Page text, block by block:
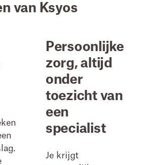
van Ksyos
Persoonlijke
zorg, altijd
onder
toezicht van
een
specialist
Je krijgt